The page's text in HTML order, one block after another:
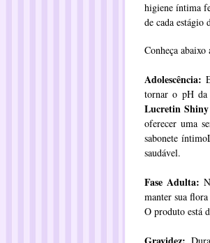
higiene íntima
de cada
Conheça
Adolescência:
tornar o pH da
Lucretin
oferecer uma
sabonete
saudável.
Fase Adulta:
manter sua
O produto está